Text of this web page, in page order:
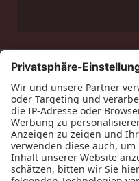
Datenschutz
Tischlerei